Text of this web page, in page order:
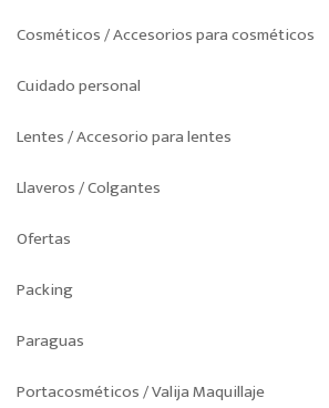
Cosméticos / Accesorios para cosméticos
Cuidado personal
Lentes / Accesorio para lentes
Llaveros / Colgantes
Ofertas
Packing
Paraguas
Portacosméticos / Valija Maquillaje